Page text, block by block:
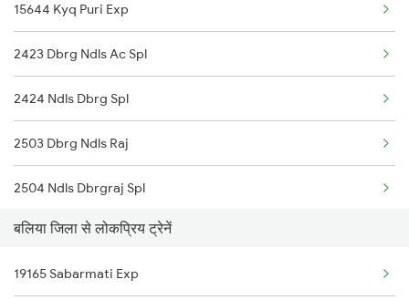
Kokrajhar to Gonda Trains
Kokrajhar to Furkating Trains
Kokrajhar to Nabadwip Trains
Kokrajhar to Chandigarh Trains
Kokrajhar to Dhupguri Trains
15644 Kyq Puri Exp
2423 Dbrg Ndls Ac Spl
2424 Ndls Dbrg Spl
2503 Dbrg Ndls Raj
2504 Ndls Dbrgraj Spl
2505 Dbrg Ndls Raj
2506 Dbrg Rjdhni Spl
बलिया जिला से लोकप्रिय ट्रेनें
19165 Sabarmati Exp